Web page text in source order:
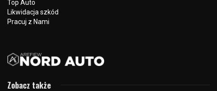
Hyundai, południowokoreański producent samochodów, od